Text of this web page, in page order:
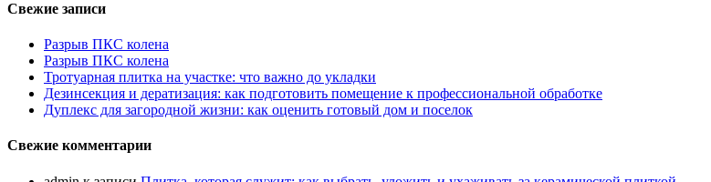
Свежие записи
Разрыв ПКС колена
Разрыв ПКС колена
Тротуарная плитка на участке: что важно до укладки
Дезинсекция и дератизация: как подготовить помещение к профессиональной обработке
Дуплекс для загородной жизни: как оценить готовый дом и поселок
Свежие комментарии